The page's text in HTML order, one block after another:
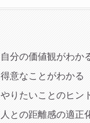
自分の価値観がわか
得意なことがわかる
やりたいことのヒン
人との距離感の適正